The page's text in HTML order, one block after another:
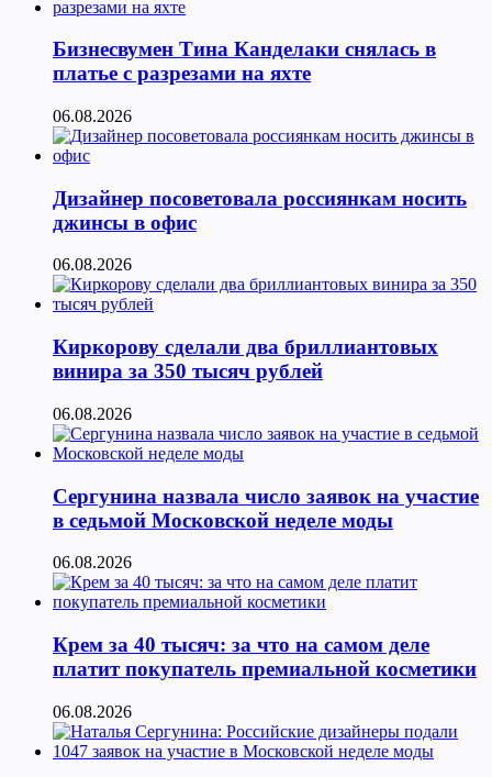
Бизнесвумен Тина Канделаки снялась в
платье с разрезами на яхте
06.08.2026
Дизайнер посоветовала россиянкам носить
джинсы в офис
06.08.2026
Киркорову сделали два бриллиантовых
винира за 350 тысяч рублей
06.08.2026
Сергунина назвала число заявок на участие
в седьмой Московской неделе моды
06.08.2026
Крем за 40 тысяч: за что на самом деле
платит покупатель премиальной косметики
06.08.2026